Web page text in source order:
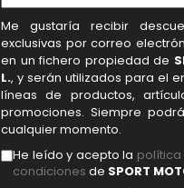
Me gustaría recibir
exclusivas por correo
en un fichero propiedad de
L., y serán utilizados para el
líneas de productos,
promociones. Siempre
cualquier momento.
He leído y acepto la
condiciones de SPORT